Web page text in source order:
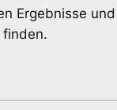
Ergebnisse